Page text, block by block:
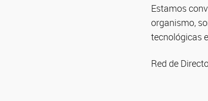
Estamos
organismo,
tecnológicas
Red de